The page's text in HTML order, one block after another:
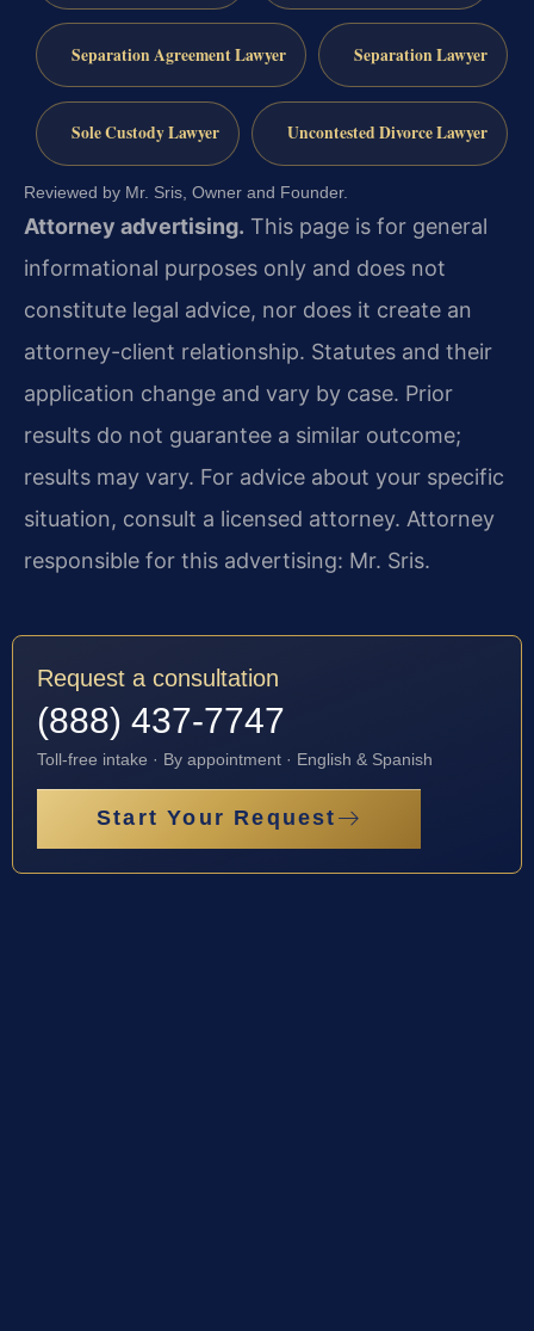
Separation Agreement Lawyer Separation Lawyer
Sole Custody Lawyer Uncontested Divorce Lawyer
Reviewed by Mr. Sris, Owner and Founder.
Attorney advertising. This page is for general
informational purposes only and does not
constitute legal advice, nor does it create an
attorney-client relationship. Statutes and their
application change and vary by case. Prior
results do not guarantee a similar outcome;
results may vary. For advice about your specific
situation, consult a licensed attorney. Attorney
responsible for this advertising: Mr. Sris.
Request a consultation
(888) 437-7747
Toll-free intake · By appointment · English & Spanish
Start Your Request